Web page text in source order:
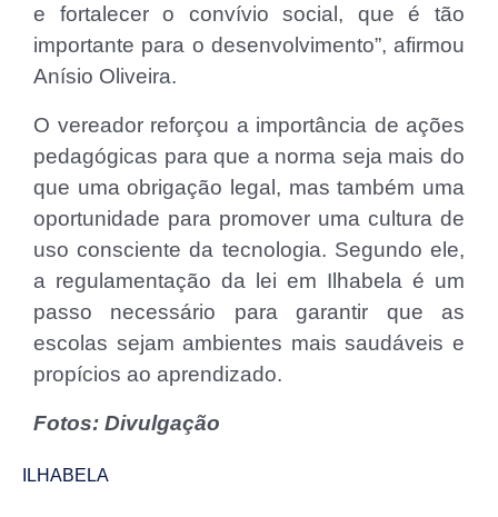
e fortalecer o convívio social, que é tão
importante para o desenvolvimento”, afirmou
Anísio Oliveira.
O vereador reforçou a importância de ações
pedagógicas para que a norma seja mais do
que uma obrigação legal, mas também uma
oportunidade para promover uma cultura de
uso consciente da tecnologia. Segundo ele,
a regulamentação da lei em Ilhabela é um
passo necessário para garantir que as
escolas sejam ambientes mais saudáveis e
propícios ao aprendizado.
Fotos: Divulgação
ILHABELA